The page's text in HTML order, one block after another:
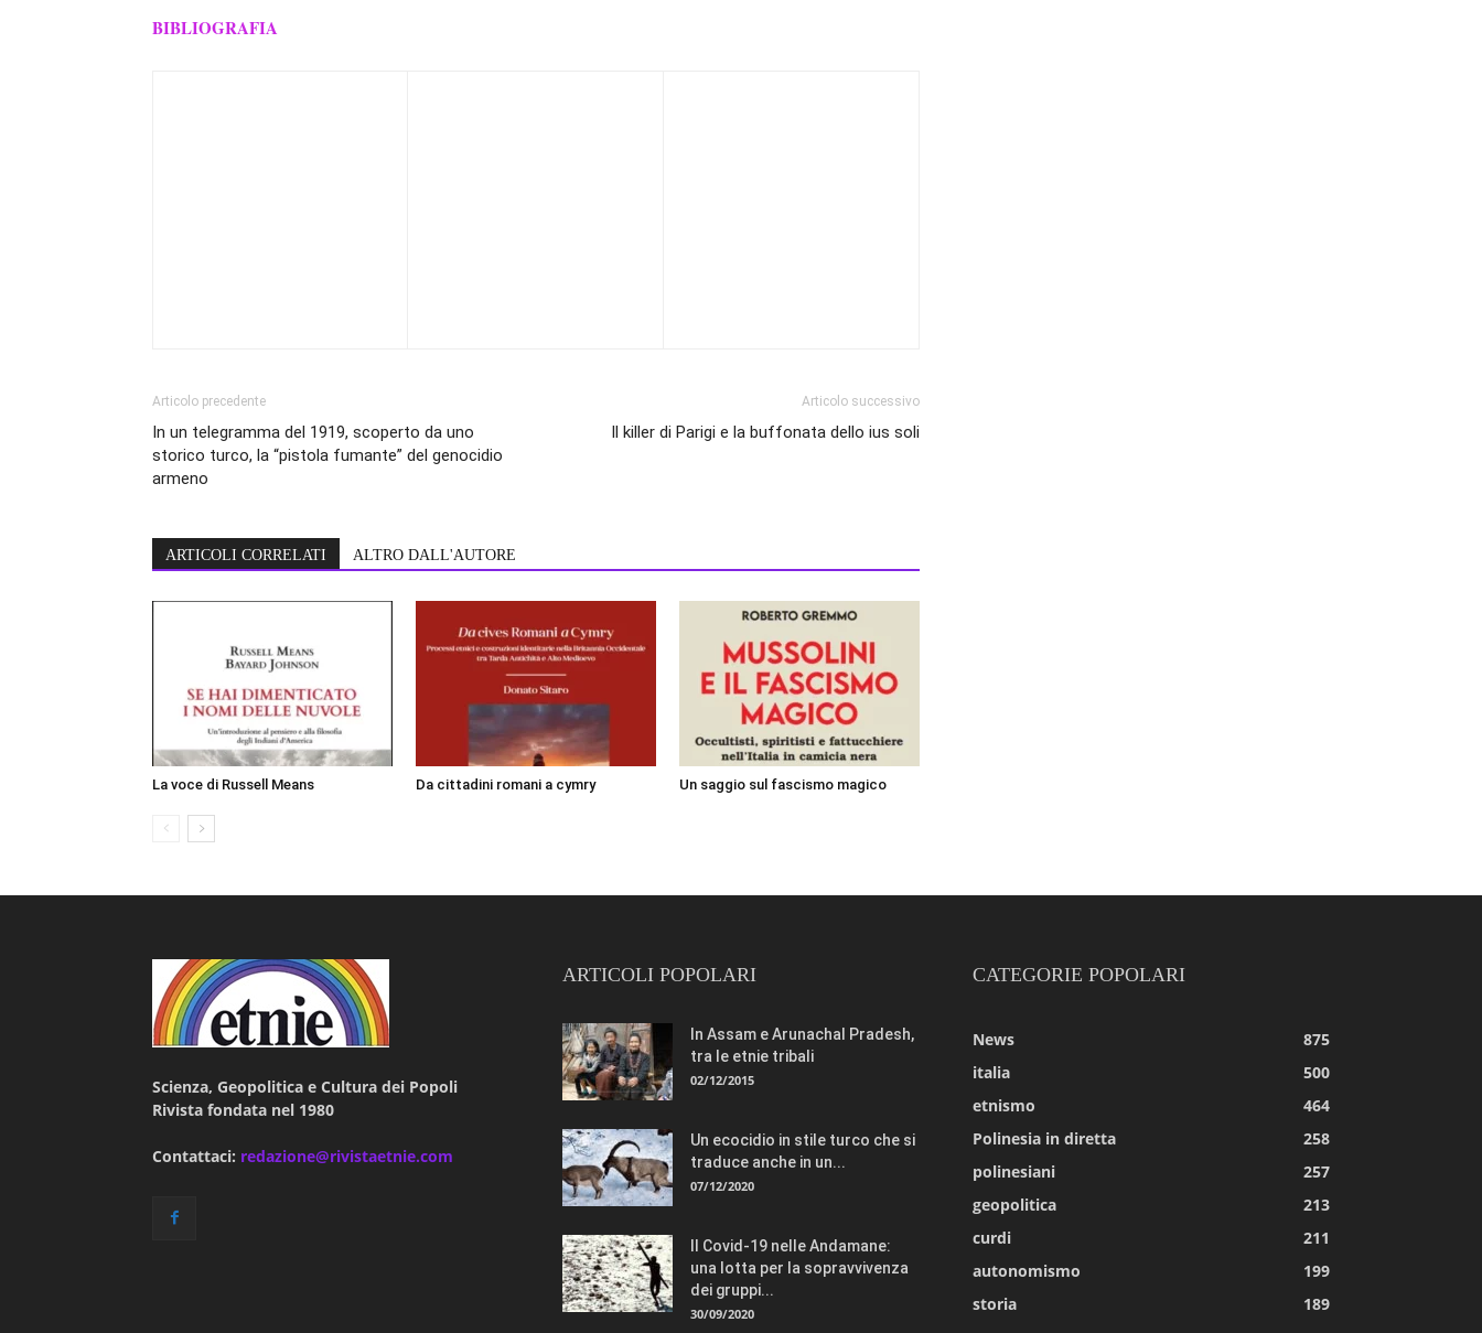
BIBLIOGRAFIA
Articolo precedente
In un telegramma del 1919, scoperto da uno
storico turco, la “pistola fumante” del genocidio
armeno
Articolo successivo
Il killer di Parigi e la buffonata dello ius soli
ARTICOLI CORRELATI ALTRO DALL'AUTORE
La voce di Russell Means Da cittadini romani a cymry Un saggio sul fascismo magico
Scienza, Geopolitica e Cultura dei Popoli
Rivista fondata nel 1980
Contattaci: redazione@rivistaetnie.com
ARTICOLI POPOLARI
In Assam e Arunachal Pradesh,
tra le etnie tribali
02/12/2015
Un ecocidio in stile turco che si
traduce anche in un...
07/12/2020
Il Covid-19 nelle Andamane:
una lotta per la sopravvivenza
dei gruppi...
30/09/2020
CATEGORIE POPOLARI
News
875
italia
500
etnismo
464
Polinesia in diretta
258
polinesiani
257
geopolitica
213
curdi
211
autonomismo
199
storia
189